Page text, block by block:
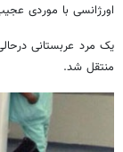
اورژانسی با موردی
یک مرد عربستانی
منتقل شد.